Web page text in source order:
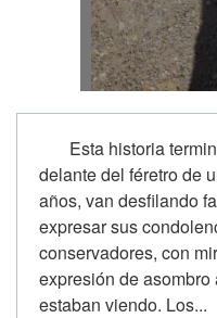
Esta historia
delante del féretro de
años, van desfilando
expresar sus
conservadores, con
expresión de
estaban viendo. Los...